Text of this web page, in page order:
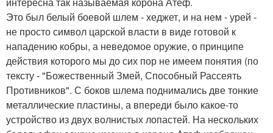
Это был белый боевой шлем - хеджет, и на нем - урей -
не просто символ царской власти в виде готовой к
нападению кобры, а неведомое оружие, о принципе
действия которого мы до сих пор не имеем понятия (по
тексту - "Божественный Змей, Способный Рассеять
Противников". С боков шлема поднимались две тонкие
металлические пластины, а впереди было какое-то
устройство из двух волнистых лопастей. На нескольких